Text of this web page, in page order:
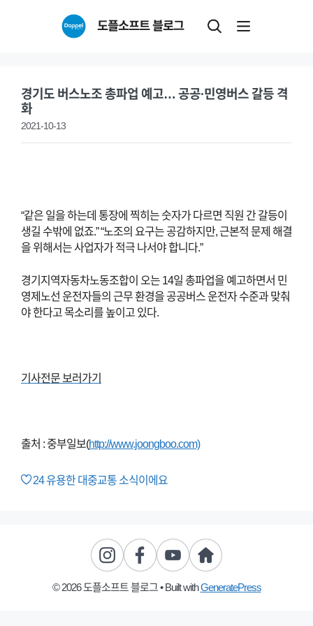
도플소프트 블로그
경기도 버스노조 총파업 예고… 공공·민영버스 갈등 격
화
2021-10-13
“같은 일을 하는데 통장에 찍히는 숫자가 다르면 직원 간 갈등이
생길 수밖에 없죠.” “노조의 요구는 공감하지만, 근본적 문제 해결
을 위해서는 사업자가 적극 나서야 합니다.”
경기지역자동차노동조합이 오는 14일 총파업을 예고하면서 민
영제노선 운전자들의 근무 환경을 공공버스 운전자 수준과 맞춰
야 한다고 목소리를 높이고 있다.
기사전문 보러가기
출처 : 중부일보(http://www.joongboo.com)
24유용한 대중교통 소식이에요
© 2026 도플소프트 블로그• Built withGeneratePress